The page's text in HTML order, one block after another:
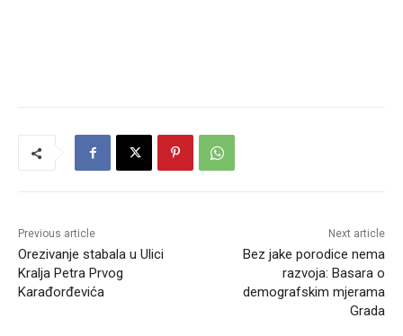
Previous article
Orezivanje stabala u Ulici
Kralja Petra Prvog
Karađorđevića
Next article
Bez jake porodice nema
razvoja: Basara o
demografskim mjerama
Grada